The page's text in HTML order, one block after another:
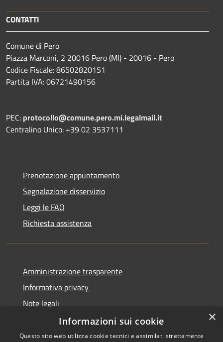
CONTATTI
Comune di Pero
Piazza Marconi, 2 20016 Pero (MI) - 20016 - Pero
Codice Fiscale: 86502820151
Partita IVA: 06721490156
PEC: protocollo@comune.pero.mi.legalmail.it
Centralino Unico: +39 02 3537111
Prenotazione appuntamento
Segnalazione disservizio
Leggi le FAQ
Richiesta assistenza
Amministrazione trasparente
Informativa privacy
Note legali
Dichiarazione di accessibilità
×
Informazioni sui cookie
Questo sito web utilizza cookie tecnici e assimilati strettamente